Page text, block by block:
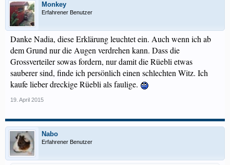
Monkey
Erfahrener Benutzer
Danke Nadia, diese Erklärung leuchtet ein. Auch wenn ich ab
dem Grund nur die Augen verdrehen kann. Dass die
Grossverteiler sowas fordern, nur damit die Rüebli etwas
sauberer sind, finde ich persönlich einen schlechten Witz. Ich
kaufe lieber dreckige Rüebli als faulige.
19. April 2015
Nabo
Erfahrener Benutzer